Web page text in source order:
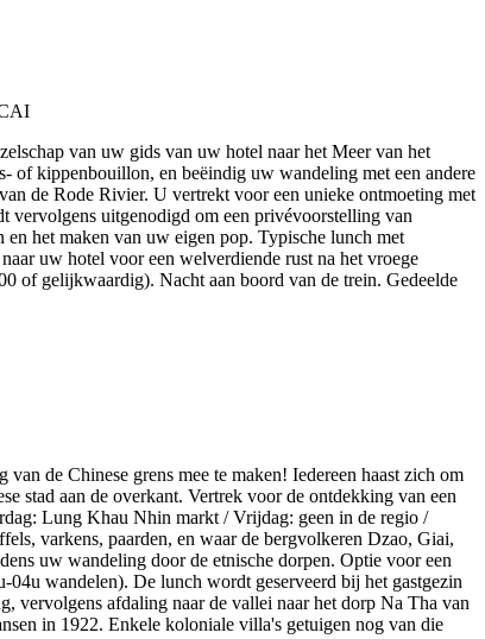
van uw gids van uw hotel naar het Meer van het
of kippenbouillon, en beëindig uw wandeling met een andere
de Rode Rivier. U vertrekt voor een unieke ontmoeting met
vervolgens uitgenodigd om een privévoorstelling van
het maken van uw eigen pop. Typische lunch met
uw hotel voor een welverdiende rust na het vroege
of gelijkwaardig). Nacht aan boord van de trein. Gedeelde
de Chinese grens mee te maken! Iedereen haast zich om
stad aan de overkant. Vertrek voor de ontdekking van een
Lung Khau Nhin markt / Vrijdag: geen in de regio /
varkens, paarden, en waar de bergvolkeren Dzao, Giai,
uw wandeling door de etnische dorpen. Optie voor een
wandelen). De lunch wordt geserveerd bij het gastgezin
vervolgens afdaling naar de vallei naar het dorp Na Tha van
in 1922. Enkele koloniale villa's getuigen nog van die